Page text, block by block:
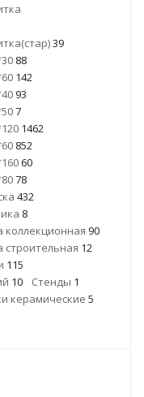
39
88
142
93
7
1462
852
60
78
432
8
коллекционная 90
строительная 12
115
10 Стенды 1
керамические 5